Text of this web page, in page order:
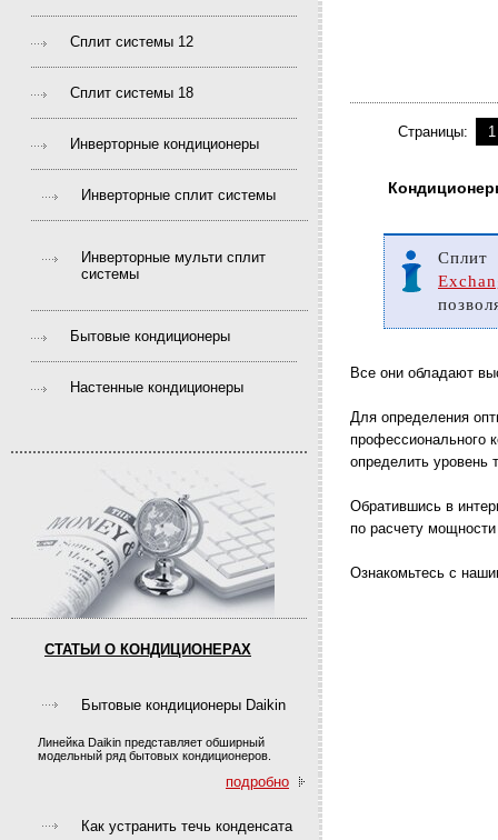
Сплит системы 12
Сплит системы 18
Инверторные кондиционеры
Инверторные сплит системы
Инверторные мульти сплит
системы
Бытовые кондиционеры
Настенные кондиционеры
СТАТЬИ О КОНДИЦИОНЕРАХ
Бытовые кондиционеры Daikin
Линейка Daikin представляет обширный
модельный ряд бытовых кондиционеров.
подробно
Как устранить течь конденсата
Страницы: 1
Все они обладают
Для определения
профессионального
определить уровень
Обратившись в
по расчету
Ознакомьтесь с